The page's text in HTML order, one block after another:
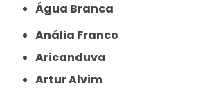
Água Branca
Anália Franco
Aricanduva
Artur Alvim